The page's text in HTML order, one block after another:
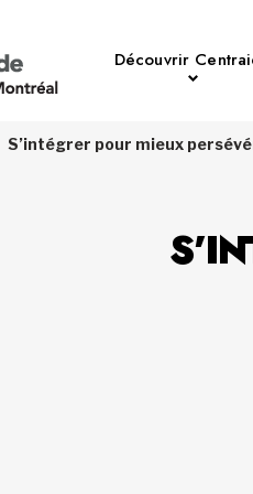
Découvrir
S’intégrer pour mieux